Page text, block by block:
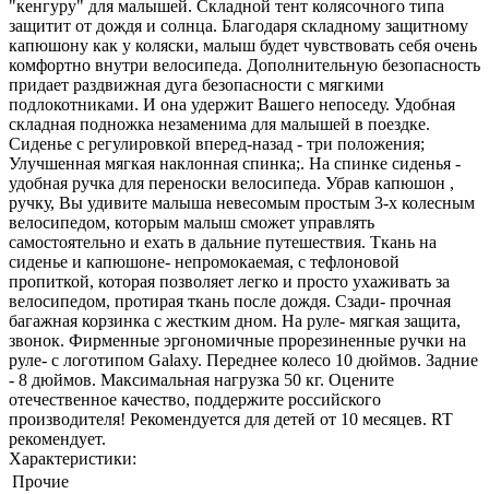
"кенгуру" для малышей. Складной тент колясочного типа
защитит от дождя и солнца. Благодаря складному защитному
капюшону как у коляски, малыш будет чувствовать себя очень
комфортно внутри велосипеда. Дополнительную безопасность
придает раздвижная дуга безопасности с мягкими
подлокотниками. И она удержит Вашего непоседу. Удобная
складная подножка незаменима для малышей в поездке.
Сиденье с регулировкой вперед-назад - три положения;
Улучшенная мягкая наклонная спинка;. На спинке сиденья -
удобная ручка для переноски велосипеда. Убрав капюшон ,
ручку, Вы удивите малыша невесомым простым 3-х колесным
велосипедом, которым малыш сможет управлять
самостоятельно и ехать в дальние путешествия. Ткань на
сиденье и капюшоне- непромокаемая, с тефлоновой
пропиткой, которая позволяет легко и просто ухаживать за
велосипедом, протирая ткань после дождя. Сзади- прочная
багажная корзинка с жестким дном. На руле- мягкая защита,
звонок. Фирменные эргономичные прорезиненные ручки на
руле- с логотипом Galaxy. Переднее колесо 10 дюймов. Задние
- 8 дюймов. Максимальная нагрузка 50 кг. Оцените
отечественное качество, поддержите российского
производителя! Рекомендуется для детей от 10 месяцев. RT
рекомендует.
Характеристики:
Прочие